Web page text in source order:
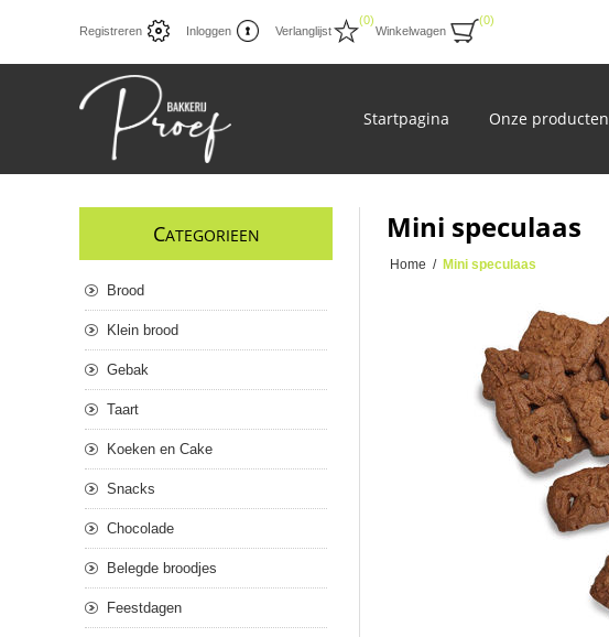
Registreren Inloggen Verlanglijst
(0)
Winkelwagen
(0)
Startpagina Onze producten
Mini speculaas
Home / Mini speculaas
CATEGORIEEN
Brood
Klein brood
Gebak
Taart
Koeken en Cake
Snacks
Chocolade
Belegde broodjes
Feestdagen